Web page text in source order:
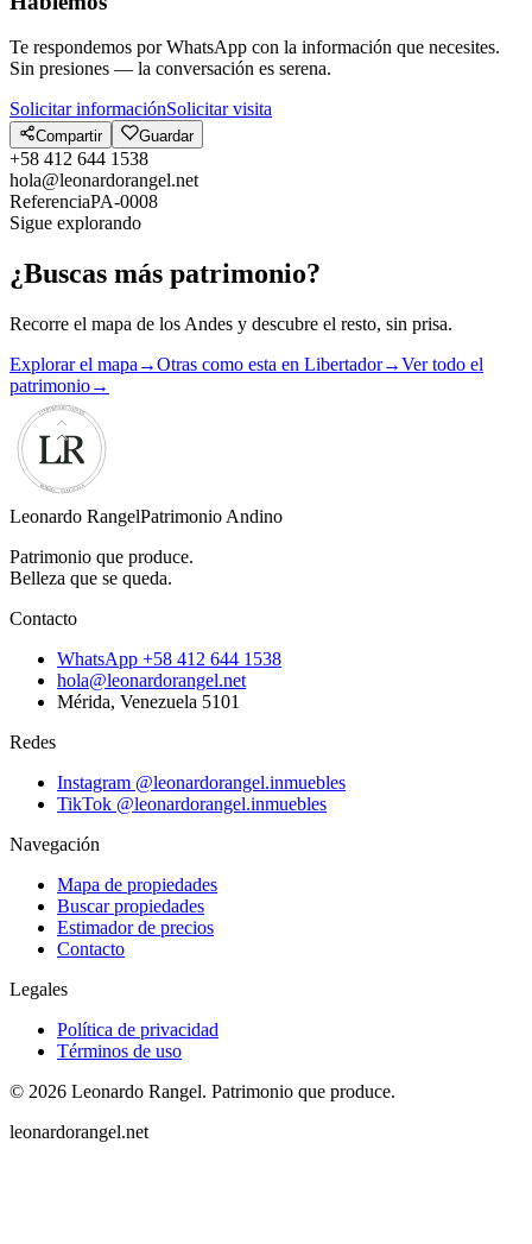
Te respondemos por WhatsApp con la información que necesites.
Sin presiones — la conversación es serena.
Solicitar informaciónSolicitar visita
Compartir Guardar
+58 412 644 1538
hola@leonardorangel.net
ReferenciaPA-0008
Sigue explorando
¿Buscas más patrimonio?
Recorre el mapa de los Andes y descubre el resto, sin prisa.
Explorar el mapa →Otras como esta en Libertador→Ver todo el
patrimonio→
Leonardo RangelPatrimonio Andino
Patrimonio que produce.
Belleza que se queda.
Contacto
WhatsApp +58 412 644 1538
hola@leonardorangel.net
Mérida, Venezuela 5101
Redes
Instagram @leonardorangel.inmuebles
TikTok @leonardorangel.inmuebles
Navegación
Mapa de propiedades
Buscar propiedades
Estimador de precios
Contacto
Legales
Política de privacidad
Términos de uso
© 2026 Leonardo Rangel. Patrimonio que produce.
leonardorangel.net